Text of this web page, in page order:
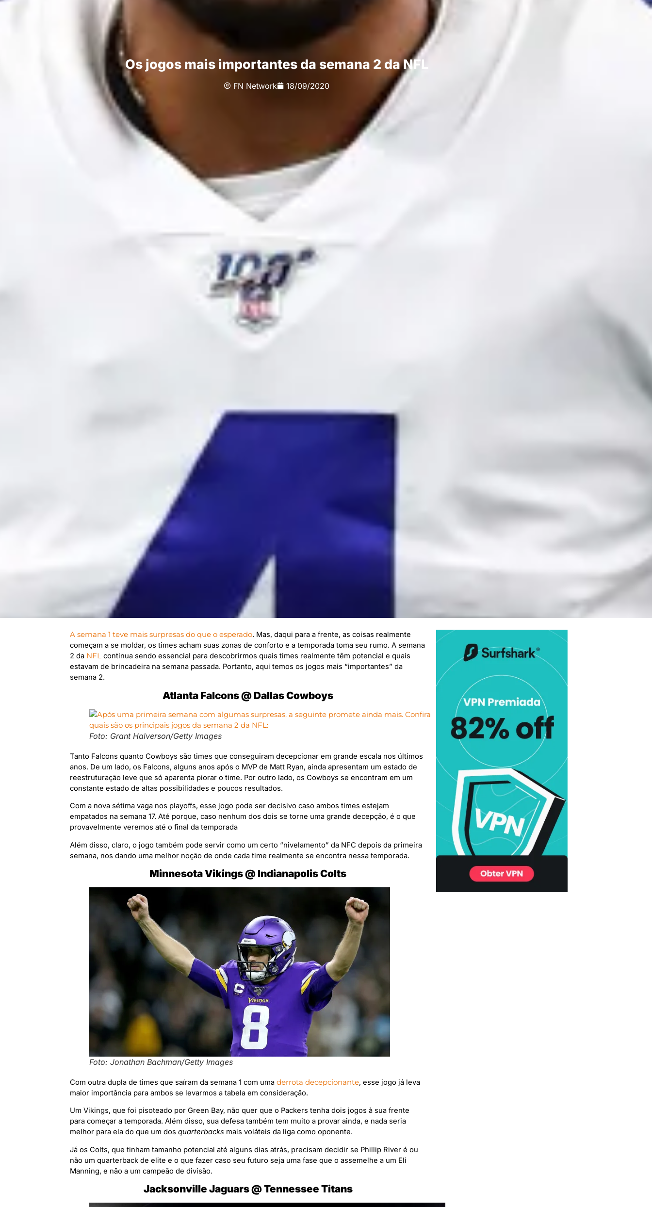
Os jogos mais importantes da semana 2 da NFL
FN Network 18/09/2020
A semana 1 teve mais surpresas do que o esperado. Mas, daqui para a frente, as coisas realmente
começam a se moldar, os times acham suas zonas de conforto e a temporada toma seu rumo. A semana
2 da NFL continua sendo essencial para descobrirmos quais times realmente têm potencial e quais
estavam de brincadeira na semana passada. Portanto, aqui temos os jogos mais “importantes” da
semana 2.
Atlanta Falcons @ Dallas Cowboys
Foto: Grant Halverson/Getty Images
Tanto Falcons quanto Cowboys são times que conseguiram decepcionar em grande escala nos últimos
anos. De um lado, os Falcons, alguns anos após o MVP de Matt Ryan, ainda apresentam um estado de
reestruturação leve que só aparenta piorar o time. Por outro lado, os Cowboys se encontram em um
constante estado de altas possibilidades e poucos resultados.
Com a nova sétima vaga nos playoffs, esse jogo pode ser decisivo caso ambos times estejam
empatados na semana 17. Até porque, caso nenhum dos dois se torne uma grande decepção, é o que
provavelmente veremos até o final da temporada
Além disso, claro, o jogo também pode servir como um certo “nivelamento” da NFC depois da primeira
semana, nos dando uma melhor noção de onde cada time realmente se encontra nessa temporada.
Minnesota Vikings @ Indianapolis Colts
Foto: Jonathan Bachman/Getty Images
Com outra dupla de times que saíram da semana 1 com uma derrota decepcionante, esse jogo já leva
maior importância para ambos se levarmos a tabela em consideração.
Um Vikings, que foi pisoteado por Green Bay, não quer que o Packers tenha dois jogos à sua frente
para começar a temporada. Além disso, sua defesa também tem muito a provar ainda, e nada seria
melhor para ela do que um dosquarterbacks mais voláteis da liga como oponente.
Já os Colts, que tinham tamanho potencial até alguns dias atrás, precisam decidir se Phillip River é ou
não um quarterback de elite e o que fazer caso seu futuro seja uma fase que o assemelhe a um Eli
Manning, e não a um campeão de divisão.
Jacksonville Jaguars @ Tennessee Titans